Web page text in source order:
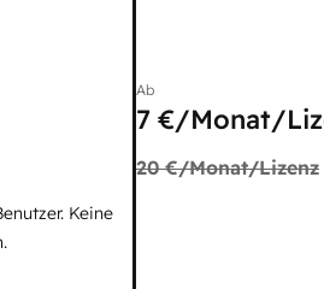
Keine
Ab
7 €/Monat/
20 €/Monat/Lizenz